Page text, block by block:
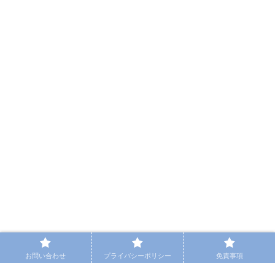
お問い合わせ プライバシーポリシー 免責事項